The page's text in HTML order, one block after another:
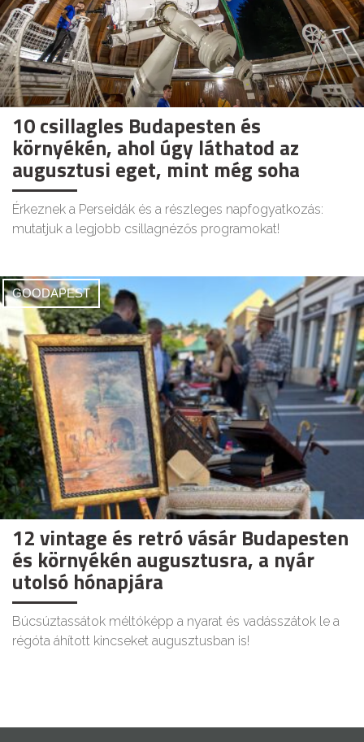
10 csillagles Budapesten és
környékén, ahol úgy láthatod az
augusztusi eget, mint még soha
Érkeznek a Perseidák és a részleges napfogyatkozás:
mutatjuk a legjobb csillagnézős programokat!
GOODAPEST
12 vintage és retró vásár Budapesten
és környékén augusztusra, a nyár
utolsó hónapjára
Búcsúztassátok méltóképp a nyarat és vadásszátok le a
régóta áhított kincseket augusztusban is!